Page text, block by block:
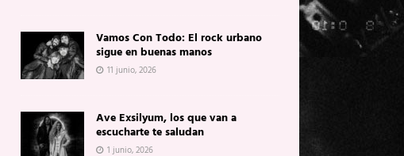
Vamos Con Todo: El rock urbano
sigue en buenas manos
11 junio, 2026
Ave Exsilyum, los que van a
escucharte te saludan
1 junio, 2026